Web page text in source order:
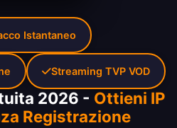
2026 - Ottieni IP
Registrazione
Istantaneo
Streaming TVP VOD